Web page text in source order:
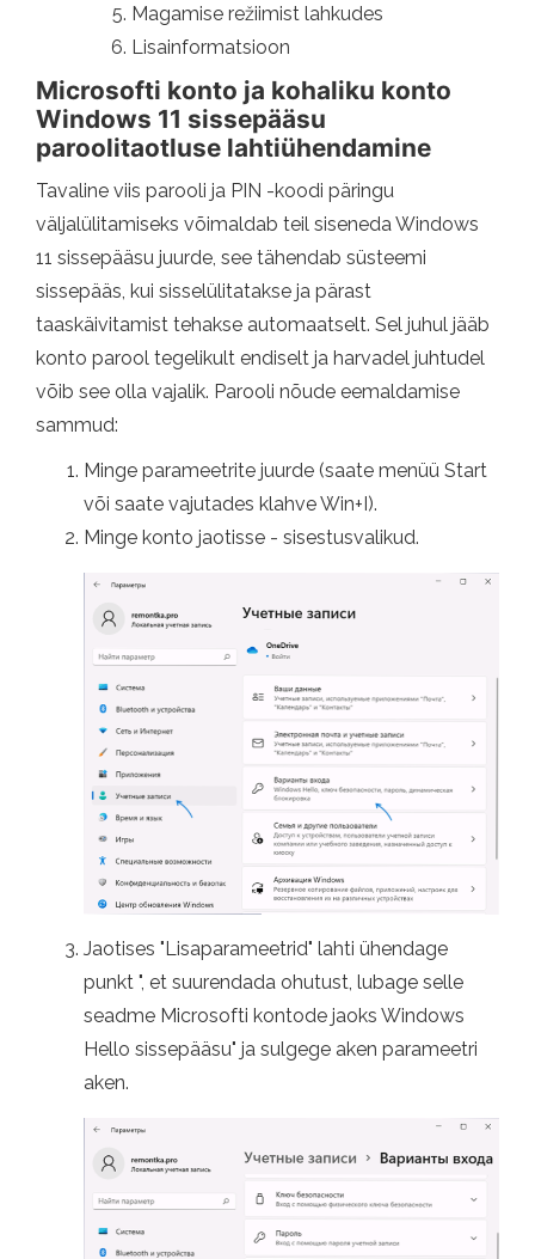
Magamise režiimist lahkudes
Lisainformatsioon
Microsofti konto ja kohaliku konto
Windows 11 sissepääsu
paroolitaotluse lahtiühendamine
Tavaline viis parooli ja PIN -koodi päringu
väljalülitamiseks võimaldab teil siseneda Windows
11 sissepääsu juurde, see tähendab süsteemi
sissepääs, kui sisselülitatakse ja pärast
taaskäivitamist tehakse automaatselt. Sel juhul jääb
konto parool tegelikult endiselt ja harvadel juhtudel
võib see olla vajalik. Parooli nõude eemaldamise
sammud:
Minge parameetrite juurde (saate menüü Start
või saate vajutades klahve Win+I).
Minge konto jaotisse - sisestusvalikud.
Jaotises "Lisaparameetrid" lahti ühendage
punkt ", et suurendada ohutust, lubage selle
seadme Microsofti kontode jaoks Windows
Hello sissepääsu" ja sulgege aken parameetri
aken.